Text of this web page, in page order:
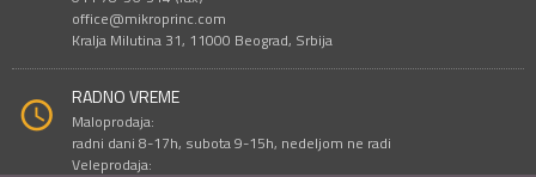
office@mikroprinc.com
Kralja Milutina 31, 11000 Beograd, Srbija
RADNO VREME
Maloprodaja:
radni dani 8-17h, subota 9-15h, nedeljom ne radi
Veleprodaja: